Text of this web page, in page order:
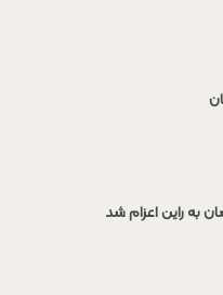
به راین اعزام شد